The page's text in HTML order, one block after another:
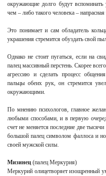
окружающие долго будут
чем – либо такого человека – напрасная
Это понимает и сам обладатель
украшения стремится обуздать свой
Однако не стоит пугаться, если на
палец массивный перстень. Скорее
агрессию и сделать процесс
пальцы обеих рук, он стремится
окружающими.
По мнению психологов, главное
любыми способами, и в первую
счет не меняется последние две
большой палец символом фаллоса и
своей мужской силы.
Мизинец (палец Меркурия)
Меркурий олицетворяет изощренный